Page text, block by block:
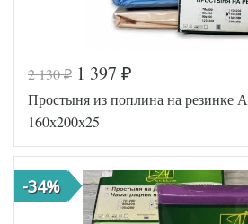
Код товара
516-402
Артикул
AL460704
Ткань
Размер
простыни
160х200
(на
резинке)
Производитель АльВиТек
(Россия)
2 130₽ 1 397 ₽
Простыня из поплина на
160х200х25
-34%